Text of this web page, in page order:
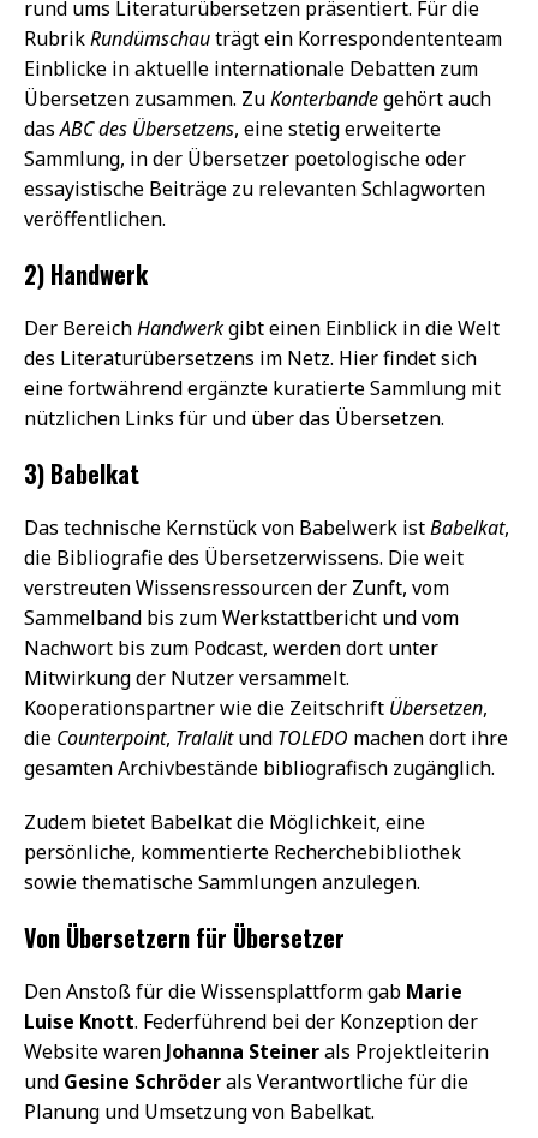
rund ums Literaturübersetzen präsentiert. Für die
RubrikRundümschauträgt ein Korrespondententeam
Einblicke in aktuelle internationale Debatten zum
Übersetzen zusammen. ZuKonterbandegehört auch
dasABC des Übersetzens, eine stetig erweiterte
Sammlung, in der Übersetzer poetologische oder
essayistische Beiträge zu relevanten Schlagworten
veröffentlichen.
2) Handwerk
Der BereichHandwerkgibt einen Einblick in die Welt
des Literaturübersetzens im Netz. Hier findet sich
eine fortwährend ergänzte kuratierte Sammlung mit
nützlichen Links für und über das Übersetzen.
3) Babelkat
Das technische Kernstück von Babelwerk istBabelkat,
die Bibliografie des Übersetzerwissens. Die weit
verstreuten Wissensressourcen der Zunft, vom
Sammelband bis zum Werkstattbericht und vom
Nachwort bis zum Podcast, werden dort unter
Mitwirkung der Nutzer versammelt.
Kooperationspartner wie die Zeitschrift Übersetzen,
die Counterpoint, Tralalitund TOLEDO machen dort ihre
gesamten Archivbestände bibliografisch zugänglich.
Zudem bietet Babelkat die Möglichkeit, eine
persönliche, kommentierte Recherchebibliothek
sowie thematische Sammlungen anzulegen.
Von Übersetzern für Übersetzer
Den Anstoß für die Wissensplattform gab Marie
Luise Knott. Federführend bei der Konzeption der
Website waren Johanna Steinerals Projektleiterin
und Gesine Schröderals Verantwortliche für die
Planung und Umsetzung von Babelkat.